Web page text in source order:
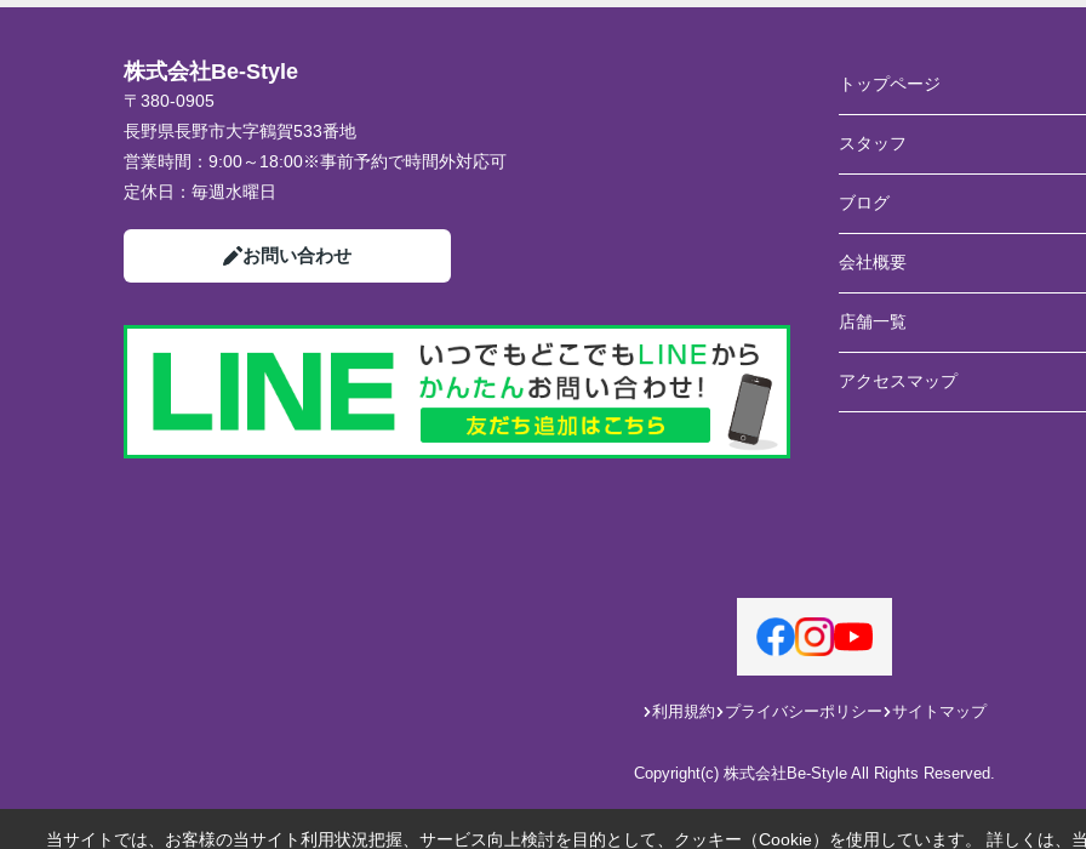
株式会社Be-Style
〒380-0905
長野県長野市大字鶴賀533番地
営業時間： 9:00～18:00※事前予約で時間外対応可
定休日： 毎週水曜日
お問い合わせ
トップページ
スタッフ
ブログ
会社概要
店舗一覧
アクセスマップ
利用規約 プライバシーポリシー サイトマップ
Copyright(c) 株式会社Be-Style All Rights Reserved.
当サイトでは、お客様の当サイト利用状況把握、サービス向上検討を目的として、クッキー（Cookie）を使用しています。 詳しくは、